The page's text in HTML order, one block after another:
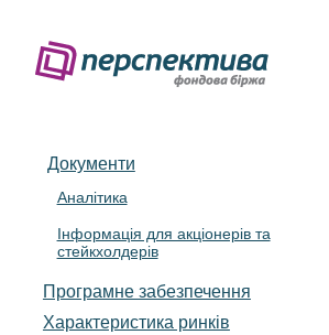
Документи
Аналітика
Інформація для акціонерів та
стейкхолдерів
Програмне забезпечення
Характеристика pинків